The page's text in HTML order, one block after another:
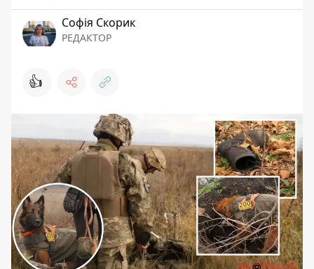
Софія Скорик
РЕДАКТОР
👍